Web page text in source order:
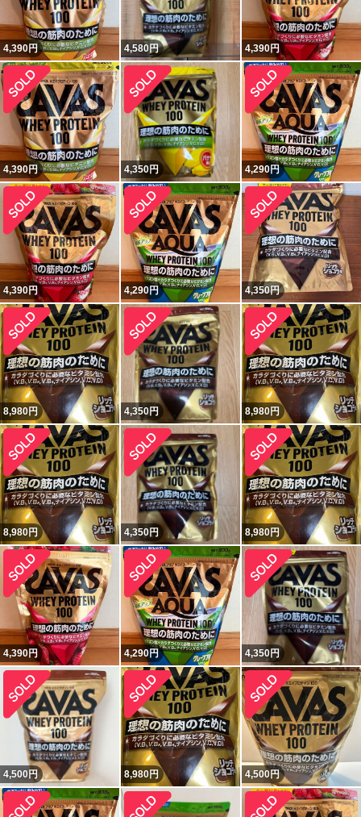
4,390円 4,580円 4,390円
4,390円 4,350円 4,290円
4,390円 4,290円 4,350円
8,980円 4,350円 8,980円
8,980円 4,350円 8,980円
4,390円 4,290円 4,350円
4,500円 8,980円 4,500円